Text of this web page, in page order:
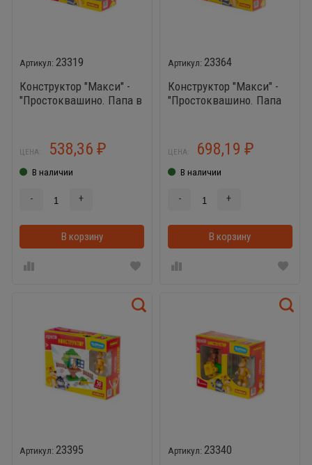
23319
Конструктор "Макси" -
"Простоквашино. Папа в
ЦЕНА: 538,36 ₽
В наличии
- +
В корзину В корзинке
23364
Конструктор "Макси" -
"Простоквашино. Папа
ЦЕНА: 698,19₽
В наличии
- +
В корзину
23395
23340